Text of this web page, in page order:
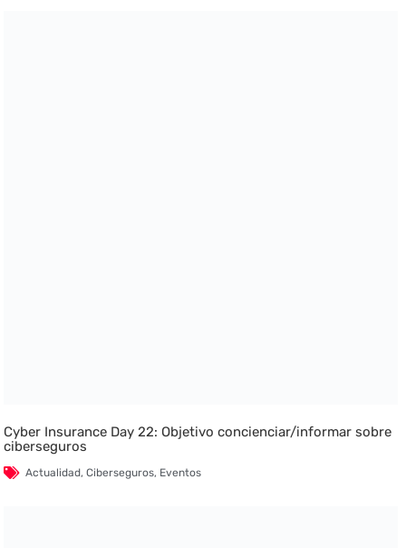
Cyber Insurance Day 22: Objetivo concienciar/informar sobre
ciberseguros
Actualidad,Ciberseguros, Eventos